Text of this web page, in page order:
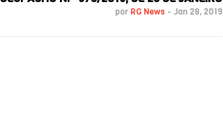
por RG News - Jan 28, 2019